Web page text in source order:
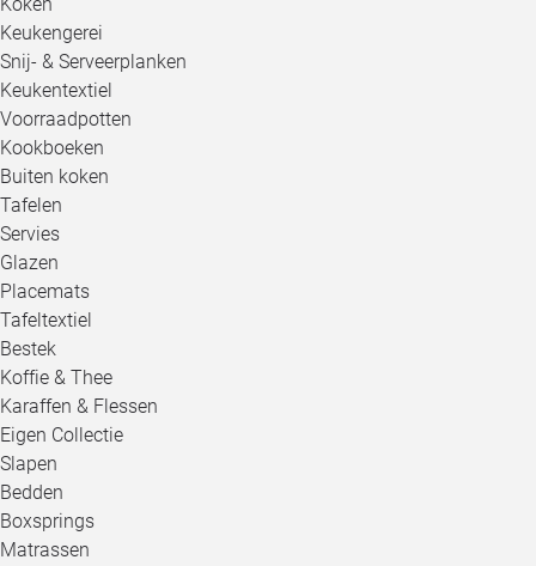
Keukengerei
Snij- & Serveerplanken
Keukentextiel
Voorraadpotten
Kookboeken
Buiten koken
Tafelen
Servies
Glazen
Placemats
Tafeltextiel
Bestek
Koffie & Thee
Karaffen & Flessen
Eigen Collectie
Slapen
Bedden
Boxsprings
Matrassen